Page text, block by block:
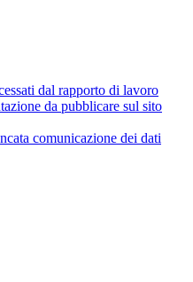
dal rapporto di lavoro
da pubblicare sul sito
comunicazione dei dati